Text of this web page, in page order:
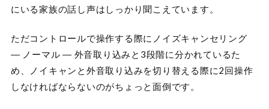
にいる家族の話し声はしっかり聞こえています。
ただコントロールで操作する際にノイズキャンセリング
― ノーマル ― 外音取り込みと3段階に分かれているた
め、ノイキャンと外音取り込みを切り替える際に2回操作
しなければならないのがちょっと面倒です。